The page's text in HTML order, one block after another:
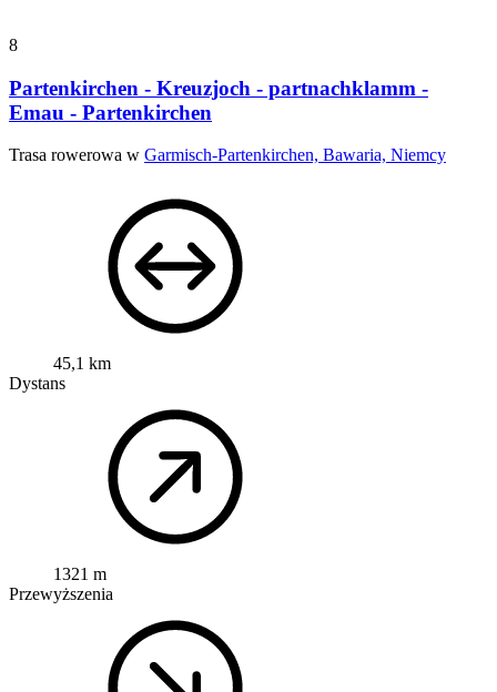
8
Partenkirchen - Kreuzjoch - partnachklamm -
Emau - Partenkirchen
Trasa rowerowa w Garmisch-Partenkirchen, Bawaria, Niemcy
45,1 km
Dystans
1321 m
Przewyższenia